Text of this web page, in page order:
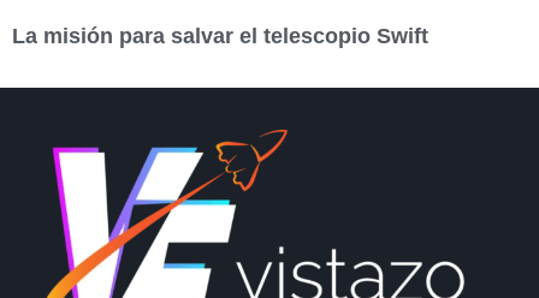
La misión para salvar el telescopio Swift